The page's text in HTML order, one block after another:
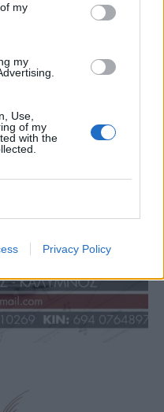
my
my
Use,
of my
with the
Privacy Policy